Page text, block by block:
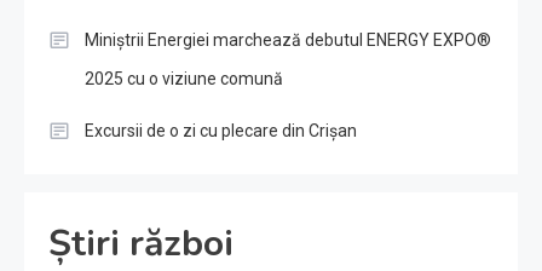
Miniștrii Energiei marchează debutul ENERGY EXPO®
2025 cu o viziune comună
Excursii de o zi cu plecare din Crișan
Știri război